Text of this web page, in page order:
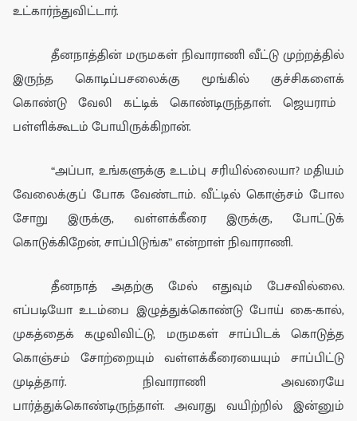
உட்கார்ந்துவிட்டார்.
தீனநாத்தின் மருமகள்நிவாராணி வீட்டு முற்றத்தில்
இருந்த கொடிப்பசலைக்கு மூங்கில் குச்சிகளைக்
கொண்டுவேலி கட்டிக் கொண்டிருந்தாள். ஜெயராம்
பள்ளிக்கூடம் போயிருக்கிறான்.
“அப்பா, உங்களுக்கு உடம்பு சரியில்லையா? மதியம்
வேலைக்குப் போக வேண்டாம். வீட்டில் கொஞ்சம் போல
சோறு இருக்கு, வள்ளக்கீரை இருக்கு, போட்டுக்
கொடுக்கிறேன், சாப்பிடுங்க” என்றாள் நிவாராணி.
தீனநாத் அதற்கு மேல் எதுவும் பேசவில்லை.
எப்படியோ உடம்பை இழுத்துக்கொண்டு போய் கை-கால்,
முகத்தைக் கழுவிவிட்டு, மருமகள்சாப்பிடக் கொடுத்த
கொஞ்சம் சோற்றையும்வள்ளக்கீரையையும் சாப்பிட்டு
முடித்தார். நிவாராணி அவரையே
பார்த்துக்கொண்டிருந்தாள். அவரது வயிற்றில் இன்னும்